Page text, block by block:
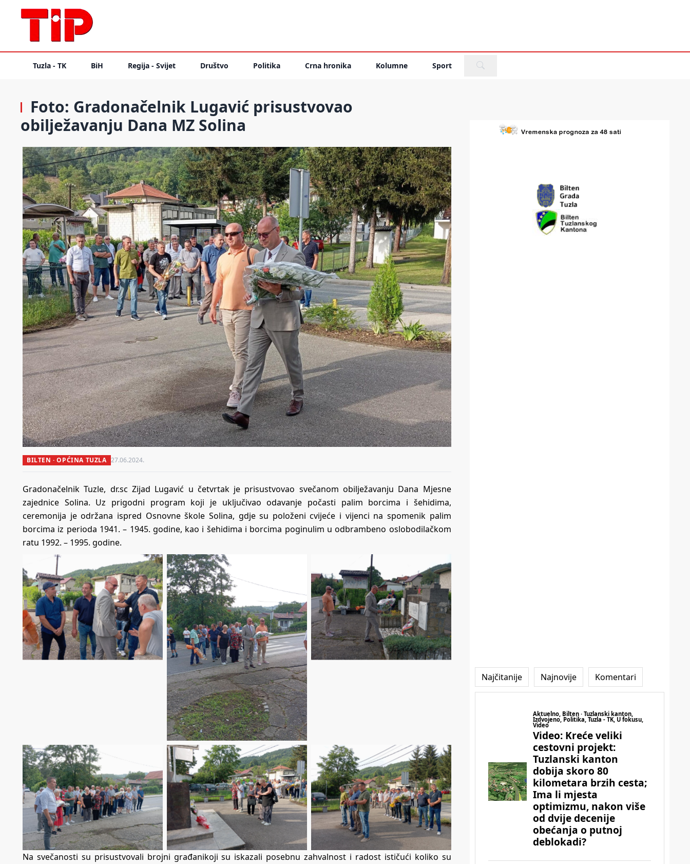
Tuzla - TK BiH Regija - Svijet Društvo Politika Crna hronika Kolumne Sport
Foto: Gradonačelnik Lugavić prisustvovao
obilježavanju Dana MZ Solina
BILTEN · OPĆINA TUZLA 27.06.2024.
Gradonačelnik Tuzle, dr.sc Zijad Lugavić u četvrtak je prisustvovao svečanom obilježavanju Dana Mjesne
zajednice Solina. Uz prigodni program koji je uključivao odavanje počasti palim borcima i šehidima,
ceremonija je održana ispred Osnovne škole Solina, gdje su položeni cvijeće i vijenci na spomenik palim
borcima iz perioda 1941. – 1945. godine, kao i šehidima i borcima poginulim u odbrambeno oslobodilačkom
ratu 1992. – 1995. godine.
Na svečanosti su prisustvovali brojni građanikoji su iskazali posebnu zahvalnost i radost ističući koliko su
Najčitanije Najnovije Komentari